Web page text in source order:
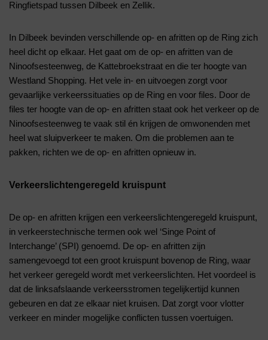
Ringfietspad tussen Dilbeek en Zellik.
In Dilbeek bevinden verschillende op- en afritten op de Ring zich
heel dicht op elkaar. Het gaat om de op- en afritten van de
Ninoofsesteenweg, de Kattebroekstraat en die ter hoogte van
Westland Shopping. Het vele in- en uitvoegen zorgt voor
gevaarlijke verkeerssituaties op de Ring en voor files. Door de
files ter hoogte van de op- en afritten staat ook het verkeer op de
Ninoofsesteenweg te vaak stil én krijgen de omwonenden met
heel wat sluipverkeer te maken. Om die problemen aan te
pakken, richten we de op- en afritten opnieuw in.
Verkeerslichtengeregeld kruispunt
De op- en afritten krijgen een verkeerslichtengeregeld kruispunt,
in verkeerstechnische termen ook wel ‘Singe Point of
Interchange’ (SPI) genoemd. De op- en afritten zijn
samengevoegd tot een groot kruispunt bovenop de Ring, waar
het verkeer geregeld wordt met verkeerslichten. Het voordeel is
dat de linksafslaande verkeersstromen tegelijkertijd kunnen
gebeuren en dat ze elkaar niet kruisen. Dat zorgt voor vlotter
verkeer en minder mogelijke conflicten tussen voertuigen.